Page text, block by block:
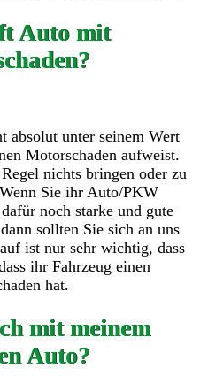
Auto mit
absolut unter seinem Wert
Motorschaden aufweist.
nichts bringen oder zu
Sie ihr Auto/PKW
noch starke und gute
sollten Sie sich an uns
ist nur sehr wichtig, dass
ihr Fahrzeug einen
hat.
mit meinem
Auto?